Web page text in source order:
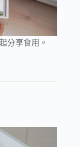
分享食用。